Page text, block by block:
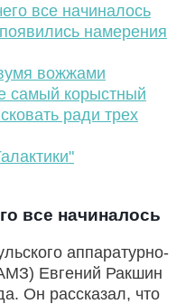
все начиналось
намерения
вожжами
самый корыстный
ради трех
все начиналось
аппаратурно-
Евгений Ракшин
Он рассказал, что